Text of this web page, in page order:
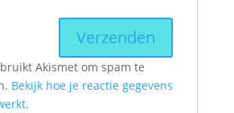
Akismet om spam te
Bekijk hoe je reactie gegevens
.